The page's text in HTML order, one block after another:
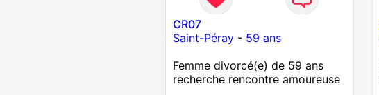
CR07
Saint-Péray- 59 ans
Femme divorcé(e) de 59 ans
recherche rencontre amoureuse